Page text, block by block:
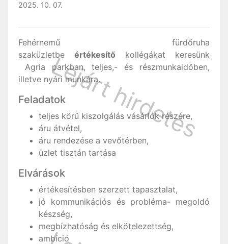
2025. 10. 07.
Fehérnemű fürdőruha
szaküzletbe értékesítő kollégákat keresünk
Agria parkban, teljes,- és részmunkaidőben,
illetve nyári munkára.
Feladatok
teljes körű kiszolgálás vásárlók részére,
áru átvétel,
áru rendezése a vevőtérben,
üzlet tisztán tartása
Elvárások
értékesítésben szerzett tapasztalat,
jó kommunikációs és probléma- megoldó
készség,
megbízhatóság és elkötelezettség,
ambíció